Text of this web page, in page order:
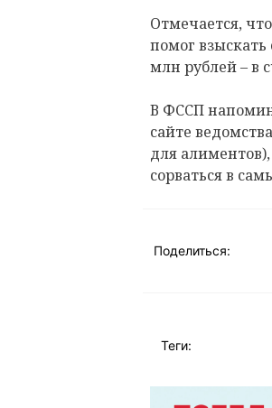
Отмечается,
помог
млн рублей – в
В ФССП
сайте
для
сорваться в
Поделиться:
Теги: